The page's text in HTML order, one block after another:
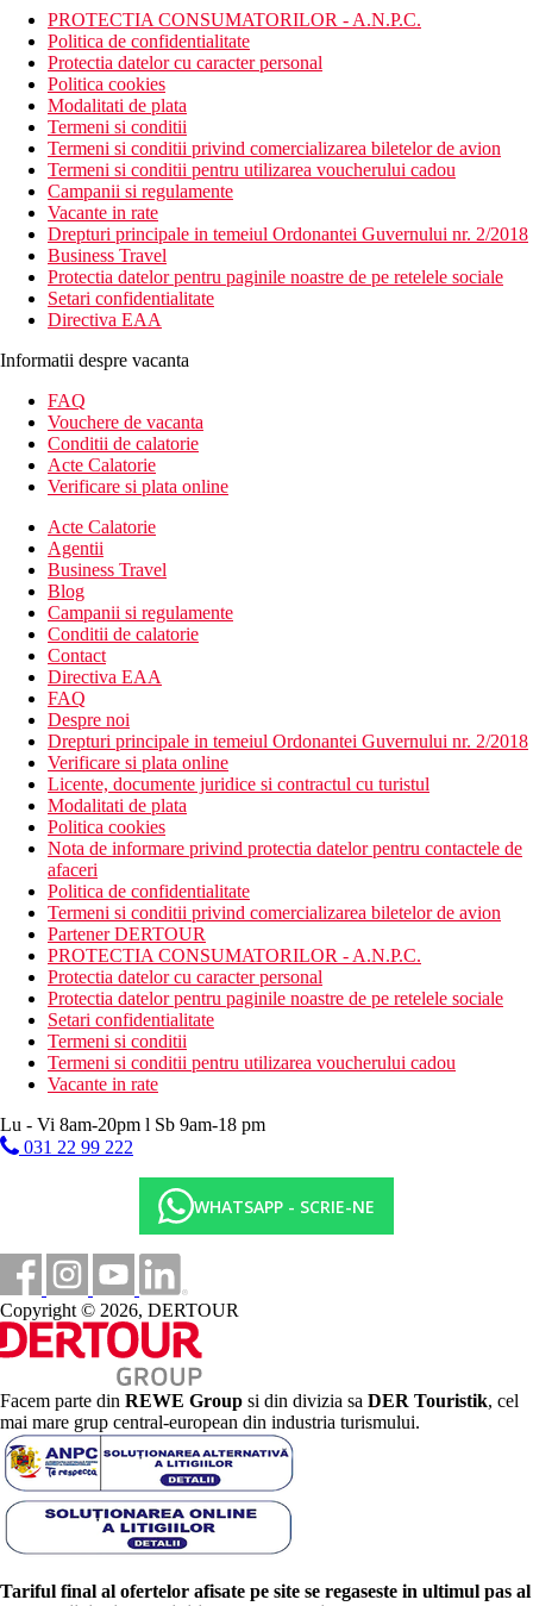
PROTECTIA CONSUMATORILOR - A.N.P.C.
Politica de confidentialitate
Protectia datelor cu caracter personal
Politica cookies
Modalitati de plata
Termeni si conditii
Termeni si conditii privind comercializarea biletelor de avion
Termeni si conditii pentru utilizarea voucherului cadou
Campanii si regulamente
Vacante in rate
Drepturi principale in temeiul Ordonantei Guvernului nr. 2/2018
Business Travel
Protectia datelor pentru paginile noastre de pe retelele sociale
Setari confidentialitate
Directiva EAA
Informatii despre vacanta
FAQ
Vouchere de vacanta
Conditii de calatorie
Acte Calatorie
Verificare si plata online
Acte Calatorie
Agentii
Business Travel
Blog
Campanii si regulamente
Conditii de calatorie
Contact
Directiva EAA
FAQ
Despre noi
Drepturi principale in temeiul Ordonantei Guvernului nr. 2/2018
Verificare si plata online
Licente, documente juridice si contractul cu turistul
Modalitati de plata
Politica cookies
Nota de informare privind protectia datelor pentru contactele de
afaceri
Politica de confidentialitate
Termeni si conditii privind comercializarea biletelor de avion
Partener DERTOUR
PROTECTIA CONSUMATORILOR - A.N.P.C.
Protectia datelor cu caracter personal
Protectia datelor pentru paginile noastre de pe retelele sociale
Setari confidentialitate
Termeni si conditii
Termeni si conditii pentru utilizarea voucherului cadou
Vacante in rate
Lu - Vi 8am-20pm l Sb 9am-18 pm
031 22 99 222
WHATSAPP - SCRIE-NE
Copyright © 2026, DERTOUR
Facem parte din REWE Group si din divizia sa DER Touristik, cel
mai mare grup central-european din industria turismului.
Tariful final al ofertelor afisate pe site se regaseste in ultimul pas al